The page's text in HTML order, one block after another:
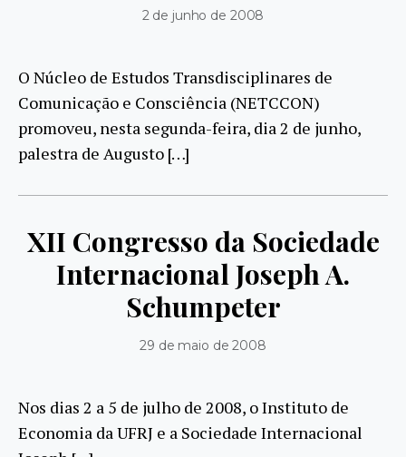
2 de junho de 2008
O Núcleo de Estudos Transdisciplinares de
Comunicação e Consciência (NETCCON)
promoveu, nesta segunda-feira, dia 2 de junho,
palestra de Augusto […]
XII Congresso da Sociedade
Internacional Joseph A.
Schumpeter
29 de maio de 2008
Nos dias 2 a 5 de julho de 2008, o Instituto de
Economia da UFRJ e a Sociedade Internacional